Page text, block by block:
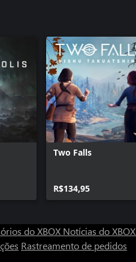
Two Falls
R$134,95
do XBOX Notícias do XBOX
Rastreamento de pedidos